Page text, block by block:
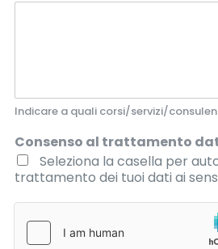
Indicare a quali corsi/servizi/
Consenso al trattamento
Seleziona la casella per
trattamento dei tuoi dati ai